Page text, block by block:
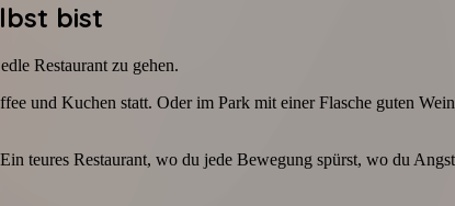
bist
Restaurant zu gehen.
und Kuchen statt. Oder im Park mit einer Flasche guten
teures Restaurant, wo du jede Bewegung spürst, wo du